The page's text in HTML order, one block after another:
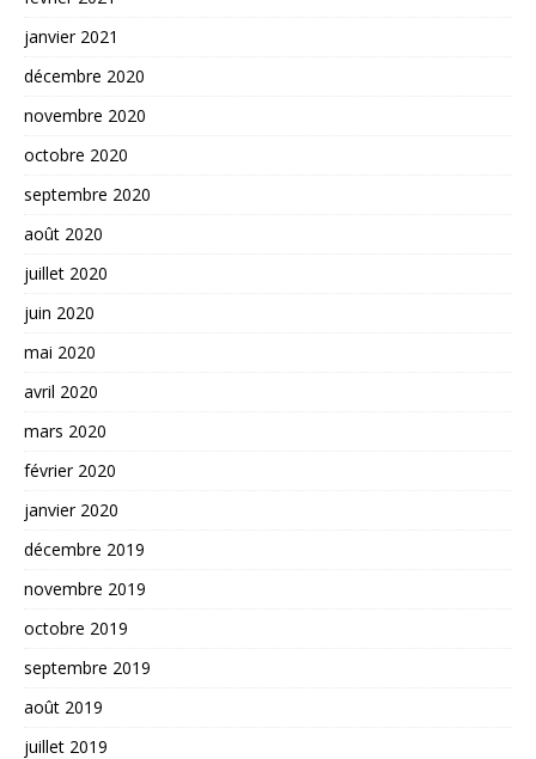
janvier 2021
décembre 2020
novembre 2020
octobre 2020
septembre 2020
août 2020
juillet 2020
juin 2020
mai 2020
avril 2020
mars 2020
février 2020
janvier 2020
décembre 2019
novembre 2019
octobre 2019
septembre 2019
août 2019
juillet 2019